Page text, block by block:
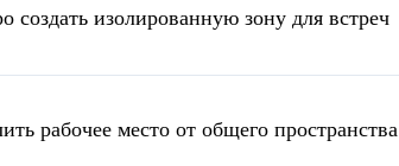
создать изолированную зону для встреч
рабочее место от общего пространства